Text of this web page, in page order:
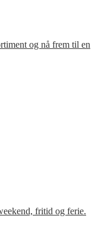
og nå frem til en
fritid og ferie.